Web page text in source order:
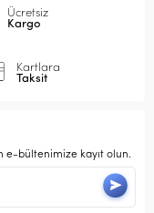
Ücretsiz
Kargo
Kartlara
Taksit
e-bültenimize kayıt olun.